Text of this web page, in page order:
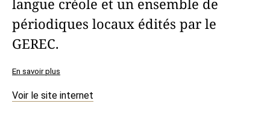
périodiques locaux édités par le
GEREC.
En savoir plus
Voir le site internet